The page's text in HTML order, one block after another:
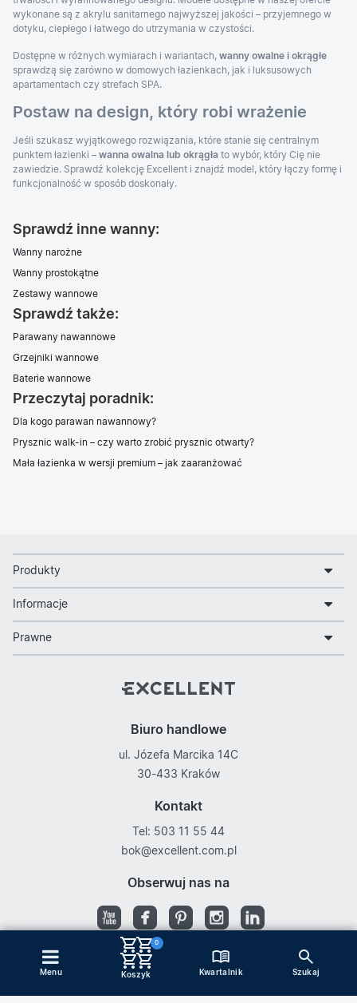
Menu
0
Koszyk Kwartalnik Szukaj
wykonane są z akrylu sanitarnego najwyższej jakości – przyjemnego w
dotyku, ciepłego i łatwego do utrzymania w czystości.
Dostępne w różnych wymiarach i wariantach, wanny owalne i okrągłe
sprawdzą się zarówno w domowych łazienkach, jak i luksusowych
apartamentach czy strefach SPA.
Postaw na design, który robi wrażenie
Jeśli szukasz wyjątkowego rozwiązania, które stanie się centralnym
punktem łazienki – wanna owalna lub okrągła to wybór, który Cię nie
zawiedzie. Sprawdź kolekcję Excellent i znajdź model, który łączy formę i
funkcjonalność w sposób doskonały.
Sprawdź inne wanny:
Wanny narożne
Wanny prostokątne
Zestawy wannowe
Sprawdź także:
Parawany nawannowe
Grzejniki wannowe
Baterie wannowe
Przeczytaj poradnik:
Dla kogo parawan nawannowy?
Prysznic walk-in – czy warto zrobić prysznic otwarty?
Mała łazienka w wersji premium – jak zaaranżować
Produkty
Informacje
Prawne
Biuro handlowe
ul. Józefa Marcika 14C
30-433 Kraków
Kontakt
Tel: 503 11 55 44
bok@excellent.com.pl
Obserwuj nas na
Copyright © Excellent